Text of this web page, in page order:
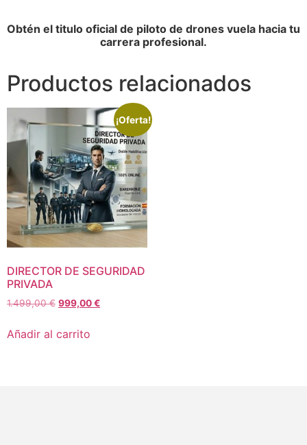
Obtén el titulo oficial de piloto de drones vuela hacia tu
carrera profesional.
Productos relacionados
¡Oferta!
DIRECTOR DE SEGURIDAD
PRIVADA
1.499,00€ 999,00€
Añadir al carrito